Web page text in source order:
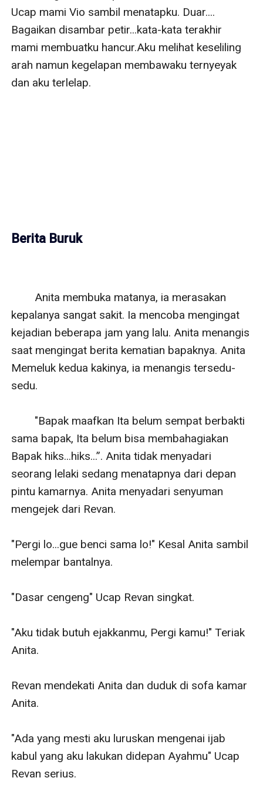
Ucap mami Vio sambil menatapku. Duar....
Bagaikan disambar petir...kata-kata terakhir
mami membuatku hancur.Aku melihat keseliling
arah namun kegelapan membawaku ternyeyak
dan aku terlelap.
Berita Buruk
Anita membuka matanya, ia merasakan
kepalanya sangat sakit. Ia mencoba mengingat
kejadian beberapa jam yang lalu. Anita menangis
saat mengingat berita kematian bapaknya. Anita
Memeluk kedua kakinya, ia menangis tersedu-
sedu.
"Bapak maafkan Ita belum sempat berbakti
sama bapak, Ita belum bisa membahagiakan
Bapak hiks...hiks...”. Anita tidak menyadari
seorang lelaki sedang menatapnya dari depan
pintu kamarnya. Anita menyadari senyuman
mengejek dari Revan.
"Pergi lo...gue benci sama lo!" Kesal Anita sambil
melempar bantalnya.
"Dasar cengeng" Ucap Revan singkat.
"Aku tidak butuh ejakkanmu, Pergi kamu!" Teriak
Anita.
Revan mendekati Anita dan duduk di sofa kamar
Anita.
"Ada yang mesti aku luruskan mengenai ijab
kabul yang aku lakukan didepan Ayahmu" Ucap
Revan serius.